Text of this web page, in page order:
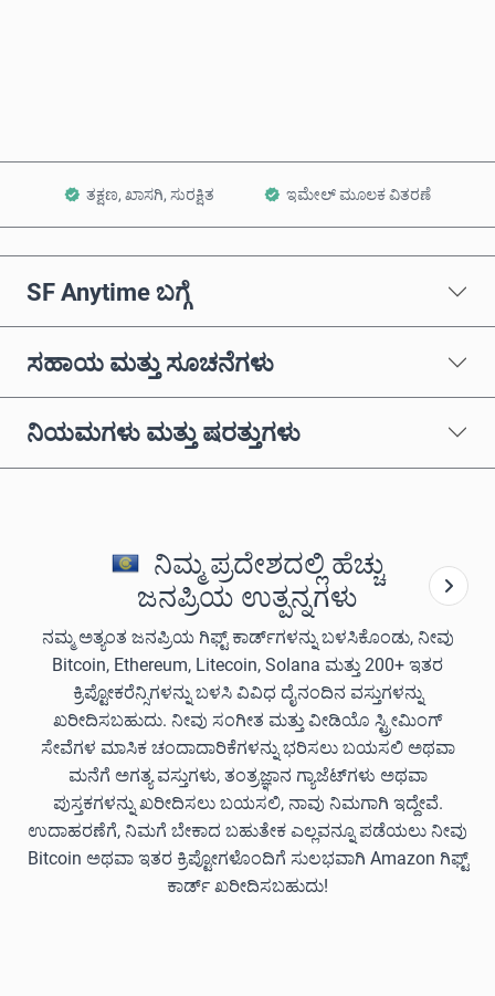
ತಕ್ಷಣ, ಖಾಸಗಿ, ಸುರಕ್ಷಿತ ಇಮೇಲ್ ಮೂಲಕ ವಿತರಣೆ
SF Anytime ಬಗ್ಗೆ
ಸಹಾಯ ಮತ್ತು ಸೂಚನೆಗಳು
ನಿಯಮಗಳು ಮತ್ತು ಷರತ್ತುಗಳು
ನಿಮ್ಮ ಪ್ರದೇಶದಲ್ಲಿ ಹೆಚ್ಚು
ಜನಪ್ರಿಯ ಉತ್ಪನ್ನಗಳು
ನಮ್ಮ ಅತ್ಯಂತ ಜನಪ್ರಿಯ ಗಿಫ್ಟ್ ಕಾರ್ಡ್‌ಗಳನ್ನು ಬಳಸಿಕೊಂಡು, ನೀವು
Bitcoin, Ethereum, Litecoin, Solana ಮತ್ತು 200+ ಇತರ
ಕ್ರಿಪ್ಟೋಕರೆನ್ಸಿಗಳನ್ನು ಬಳಸಿ ವಿವಿಧ ದೈನಂದಿನ ವಸ್ತುಗಳನ್ನು
ಖರೀದಿಸಬಹುದು. ನೀವು ಸಂಗೀತ ಮತ್ತು ವೀಡಿಯೊ ಸ್ಟ್ರೀಮಿಂಗ್
ಸೇವೆಗಳ ಮಾಸಿಕ ಚಂದಾದಾರಿಕೆಗಳನ್ನು ಭರಿಸಲು ಬಯಸಲಿ ಅಥವಾ
ಮನೆಗೆ ಅಗತ್ಯ ವಸ್ತುಗಳು, ತಂತ್ರಜ್ಞಾನ ಗ್ಯಾಜೆಟ್‌ಗಳು ಅಥವಾ
ಪುಸ್ತಕಗಳನ್ನು ಖರೀದಿಸಲು ಬಯಸಲಿ, ನಾವು ನಿಮಗಾಗಿ ಇದ್ದೇವೆ.
ಉದಾಹರಣೆಗೆ, ನಿಮಗೆ ಬೇಕಾದ ಬಹುತೇಕ ಎಲ್ಲವನ್ನೂ ಪಡೆಯಲು ನೀವು
Bitcoin ಅಥವಾ ಇತರ ಕ್ರಿಪ್ಟೋಗಳೊಂದಿಗೆ ಸುಲಭವಾಗಿ Amazon ಗಿಫ್ಟ್
ಕಾರ್ಡ್ ಖರೀದಿಸಬಹುದು!